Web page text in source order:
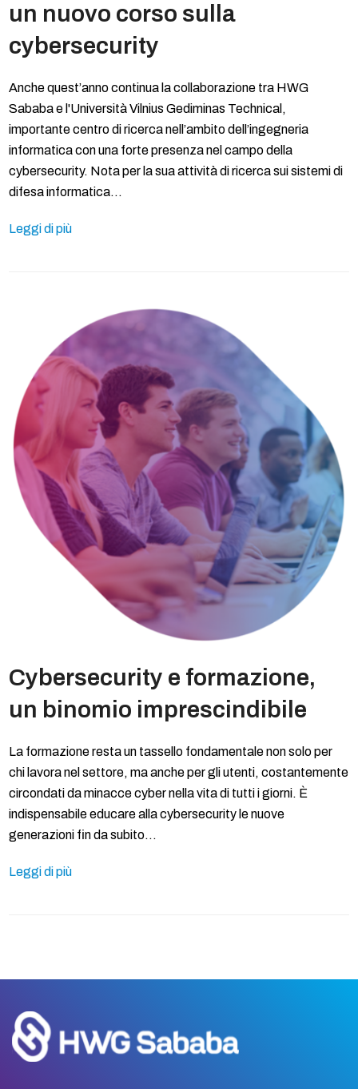
un nuovo corso sulla
cybersecurity
Anche quest’anno continua la collaborazione tra HWG
Sababa e l'Università Vilnius Gediminas Technical,
importante centro di ricerca nell’ambito dell’ingegneria
informatica con una forte presenza nel campo della
cybersecurity. Nota per la sua attività di ricerca sui sistemi di
difesa informatica…
Leggi di più
Cybersecurity e formazione,
un binomio imprescindibile
La formazione resta un tassello fondamentale non solo per
chi lavora nel settore, ma anche per gli utenti, costantemente
circondati da minacce cyber nella vita di tutti i giorni. È
indispensabile educare alla cybersecurity le nuove
generazioni fin da subito…
Leggi di più